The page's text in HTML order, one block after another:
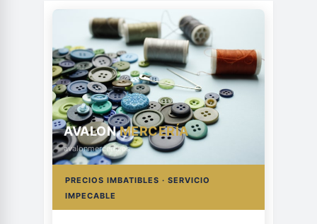
AVALONMERCERÍA
avalonmerceria.es
PRECIOS IMBATIBLES · SERVICIO
IMPECABLE